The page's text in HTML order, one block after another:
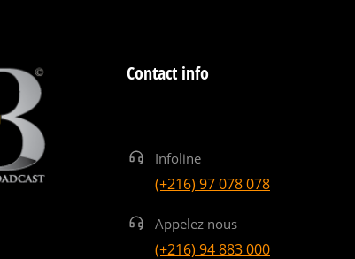
Contact info
Infoline
(+216) 97 078 078
Appelez nous
(+216) 94 883 000